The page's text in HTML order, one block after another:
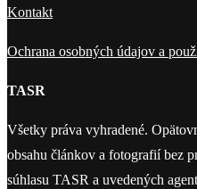
Kontakt
Ochrana osobných údajov a
TASR
Všetky práva vyhradené.
obsahu článkov a fotografií bez
súhlasu TASR a uvedených